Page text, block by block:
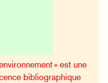
» est une
bibliographique